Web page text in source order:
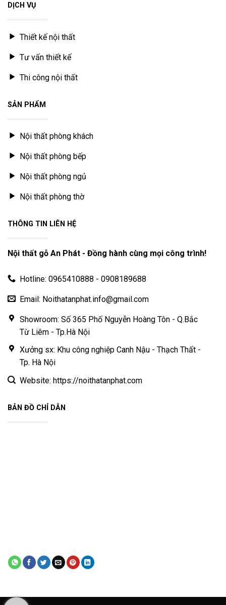
DỊCH VỤ
Thiết kế nội thất
Tư vấn thiết kế
Thi công nội thất
SẢN PHẨM
Nội thất phòng khách
Nội thất phòng bếp
Nội thất phòng ngủ
Nội thất phòng thờ
THÔNG TIN LIÊN HỆ
Nội thất gỗ An Phát - Đồng hành cùng mọi công trình!
Hotline: 0965410888 - 0908189688
Email: Noithatanphat.info@gmail.com
Showroom: Số 365 Phố Nguyễn Hoàng Tôn - Q.Bắc
Từ Liêm - Tp.Hà Nội
Xưởng sx: Khu công nghiệp Canh Nậu - Thạch Thất -
Tp. Hà Nội
Website: https://noithatanphat.com
BẢN ĐỒ CHỈ DẪN